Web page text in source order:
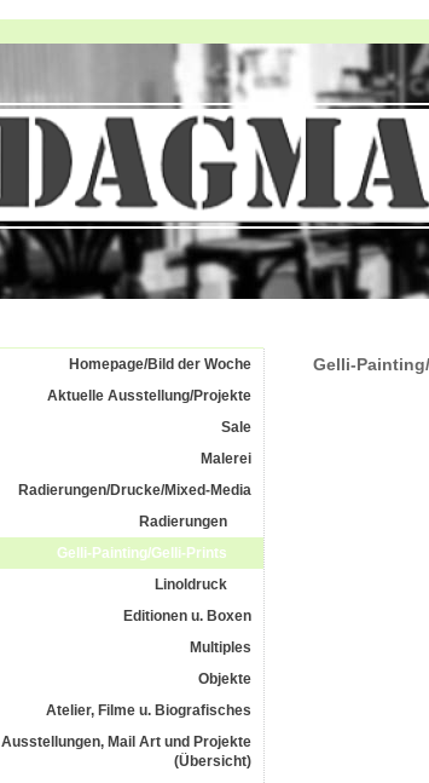
Gelli-
Homepage/Bild der Woche
Aktuelle Ausstellung/Projekte
Sale
Malerei
Radierungen/Drucke/Mixed-Media
Radierungen
Gelli-Painting/Gelli-Prints
Linoldruck
Editionen u. Boxen
Multiples
Objekte
Atelier, Filme u. Biografisches
Ausstellungen, Mail Art und Projekte
(Übersicht)